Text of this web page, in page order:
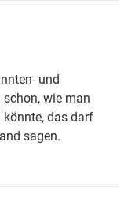
und
wie man
das darf
sagen.